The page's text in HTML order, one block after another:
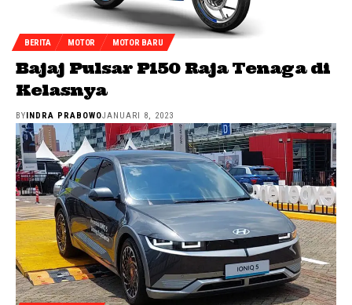
BERITA MOTOR MOTOR BARU
Bajaj Pulsar P150 Raja Tenaga di
Kelasnya
BY INDRA PRABOWOJANUARI 8, 2023